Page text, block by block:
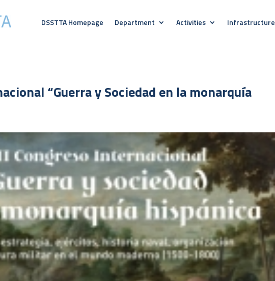
DSSTTA Homepage Department Activities Infrastructure
“Guerra y Sociedad en la monarquía